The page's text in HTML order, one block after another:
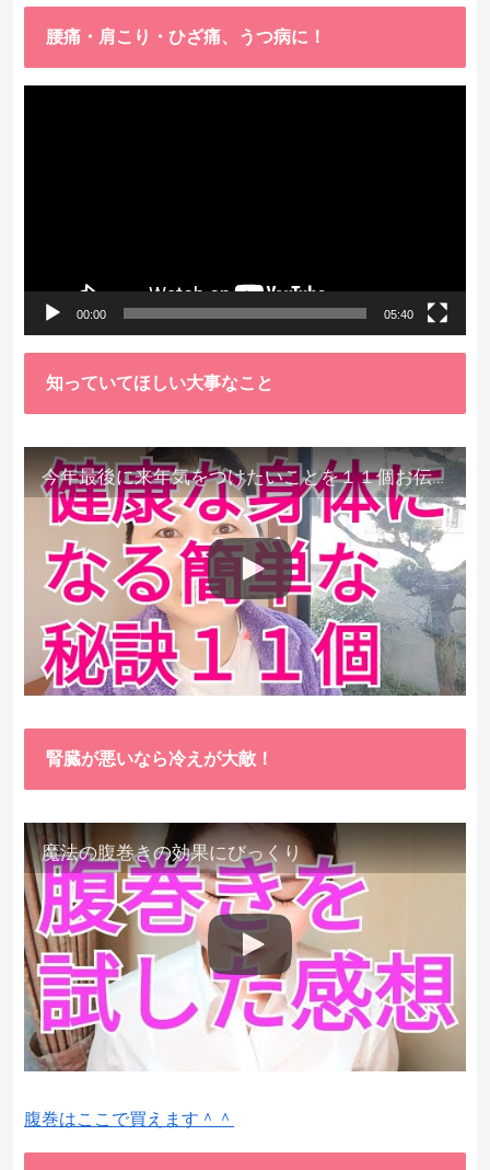
腰痛・肩こり・ひざ痛、うつ病に！
00:00 05:40
知っていてほしい大事なこと
今年最後に来年気をつけたいことを１１個お伝えします。
腎臓が悪いなら冷えが大敵！
魔法の腹巻きの効果にびっくり
腹巻はここで買えます＾＾